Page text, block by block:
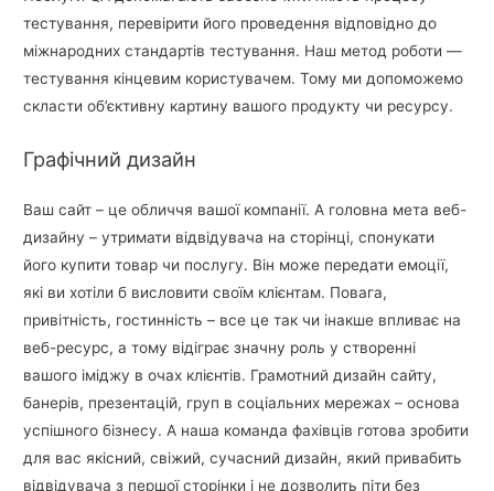
тестування, перевірити його проведення відповідно до
міжнародних стандартів тестування. Наш метод роботи —
тестування кінцевим користувачем. Тому ми допоможемо
скласти об’єктивну картину вашого продукту чи ресурсу.
Графічний дизайн
Ваш сайт – це обличчя вашої компанії. А головна мета веб-
дизайну – утримати відвідувача на сторінці, спонукати
його купити товар чи послугу. Він може передати емоції,
які ви хотіли б висловити своїм клієнтам. Повага,
привітність, гостинність – все це так чи інакше впливає на
веб-ресурс, а тому відіграє значну роль у створенні
вашого іміджу в очах клієнтів. Грамотний дизайн сайту,
банерів, презентацій, груп в соціальних мережах – основа
успішного бізнесу. А наша команда фахівців готова зробити
для вас якісний, свіжий, сучасний дизайн, який привабить
відвідувача з першої сторінки і не дозволить піти без